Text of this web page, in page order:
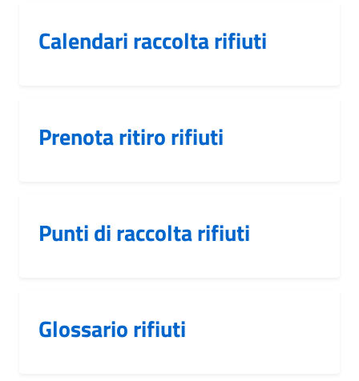
Calendari raccolta rifiuti
Prenota ritiro rifiuti
Punti di raccolta rifiuti
Glossario rifiuti